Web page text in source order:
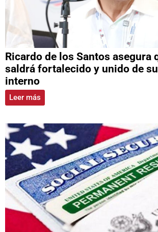
Ricardo de los Santos asegura
saldrá fortalecido y unido de
interno
Leer más